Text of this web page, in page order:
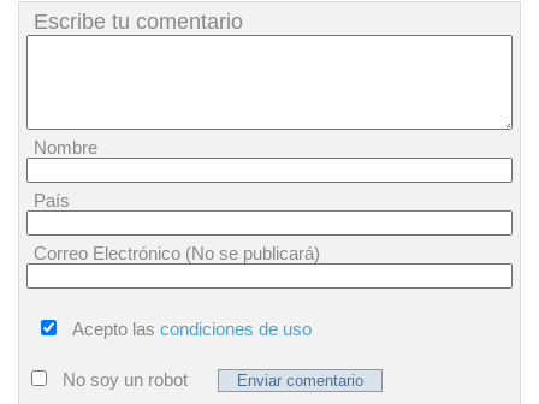
Escribe tu comentario
Nombre
País
Correo Electrónico (No se publicará)
Acepto las condiciones de uso
No soy un robot